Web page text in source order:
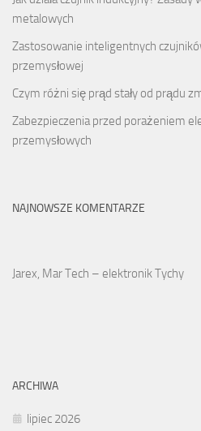
metalowych
Zastosowanie inteligentnych
przemysłowej
Czym różni się prąd stały od prądu
Zabezpieczenia przed porażeniem
przemysłowych
NAJNOWSZE KOMENTARZE
Jarex, Mar Tech – elektronik Tychy
ARCHIWA
lipiec 2026